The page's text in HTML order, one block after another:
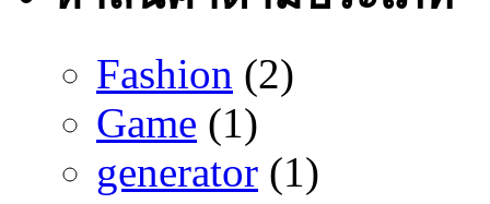
Fashion (2)
Game (1)
generator (1)